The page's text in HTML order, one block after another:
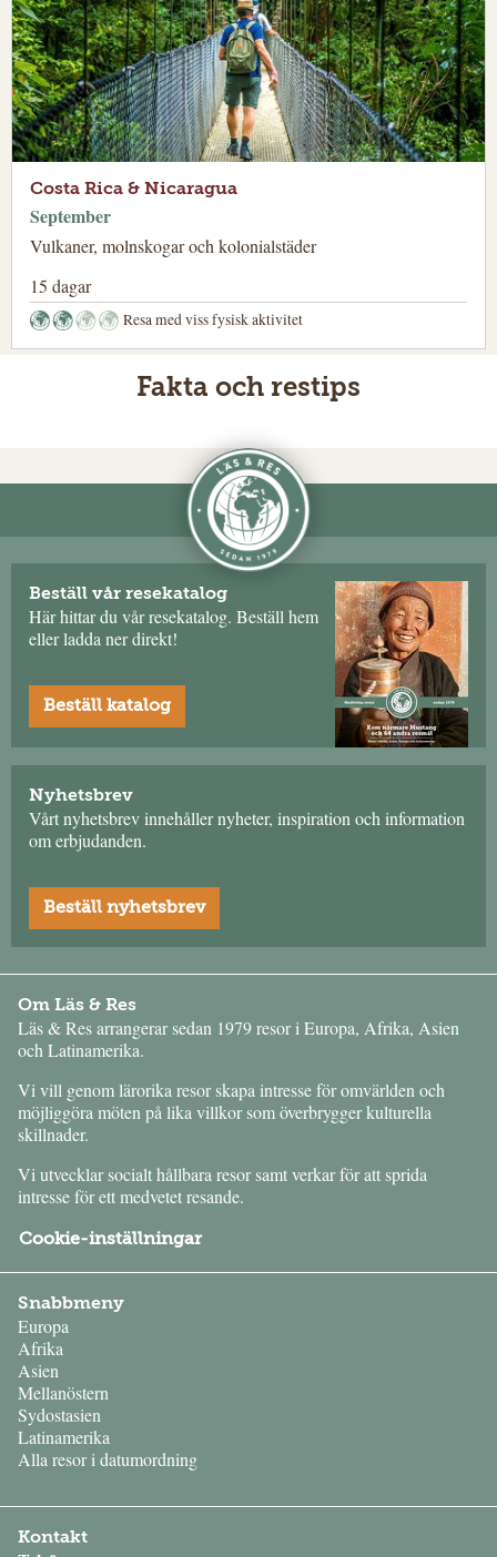
Costa Rica & Nicaragua
September
Vulkaner, molnskogar och kolonialstäder
15 dagar
Resa med viss fysisk aktivitet
Fakta och restips
Beställ vår resekatalog
Här hittar du vår resekatalog. Beställ hem
eller ladda ner direkt!
Beställ katalog
Nyhetsbrev
Vårt nyhetsbrev innehåller nyheter, inspiration och information
om erbjudanden.
Beställ nyhetsbrev
Om Läs & Res
Läs & Res arrangerar sedan 1979 resor i Europa, Afrika, Asien
och Latinamerika.
Vi vill genom lärorika resor skapa intresse för omvärlden och
möjliggöra möten på lika villkor som överbrygger kulturella
skillnader.
Vi utvecklar socialt hållbara resor samt verkar för att sprida
intresse för ett medvetet resande.
Cookie-inställningar
Snabbmeny
Europa
Afrika
Asien
Mellanöstern
Sydostasien
Latinamerika
Alla resor i datumordning
Kontakt